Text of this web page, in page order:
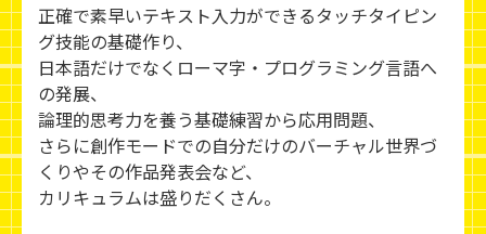
正確で素早いテキスト入力ができるタッチタイピン
グ技能の基礎作り、
日本語だけでなくローマ字・プログラミング言語へ
の発展、
論理的思考力を養う基礎練習から応用問題、
さらに創作モードでの自分だけのバーチャル世界づ
くりやその作品発表会など、
カリキュラムは盛りだくさん。